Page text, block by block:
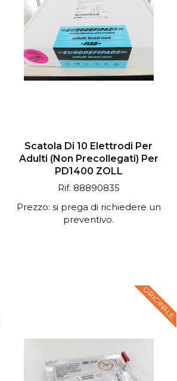
Scatola Di 10 Elettrodi Per
Adulti (non Precollegati) Per
PD1400 ZOLL
Rif. 88890835
Prezzo: si prega di richiedere un
preventivo.
ORIGINALE